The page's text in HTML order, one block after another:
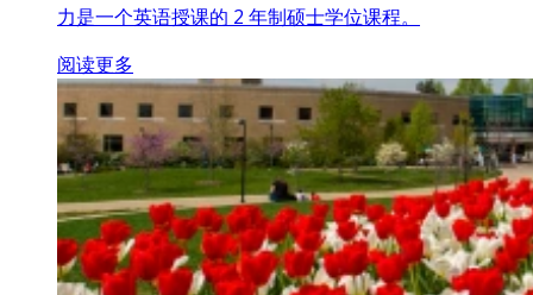
力是一个英语授课的 2 年制硕士学位课程。
阅读更多